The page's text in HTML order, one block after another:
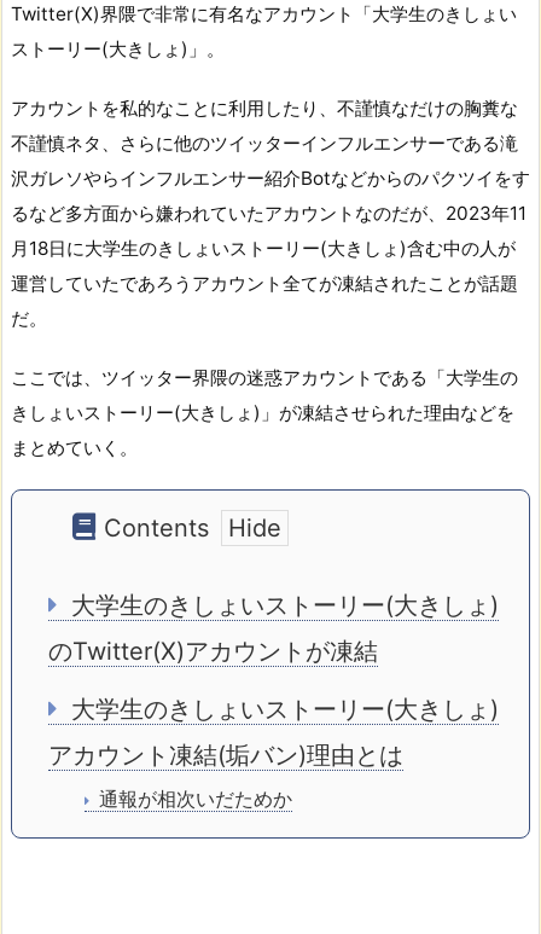
Twitter(X)界隈で非常に有名なアカウント「大学生のきしょい
ストーリー(大きしょ)」。
アカウントを私的なことに利用したり、不謹慎なだけの胸糞な
不謹慎ネタ、さらに他のツイッターインフルエンサーである滝
沢ガレソやらインフルエンサー紹介Botなどからのパクツイをす
るなど多方面から嫌われていたアカウントなのだが、2023年11
月18日に大学生のきしょいストーリー(大きしょ)含む中の人が
運営していたであろうアカウント全てが凍結されたことが話題
だ。
ここでは、ツイッター界隈の迷惑アカウントである「大学生の
きしょいストーリー(大きしょ)」が凍結させられた理由などを
まとめていく。
Contents
大学生のきしょいストーリー(大きしょ)
のTwitter(X)アカウントが凍結
大学生のきしょいストーリー(大きしょ)
アカウント凍結(垢バン)理由とは
通報が相次いだためか